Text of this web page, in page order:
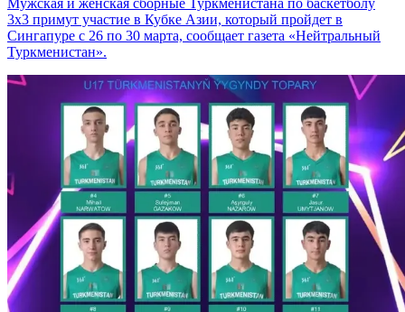
3х3 примут участие в Кубке Азии, который пройдет в
Сингапуре с 26 по 30 марта, сообщает газета «Нейтральный
Туркменистан».